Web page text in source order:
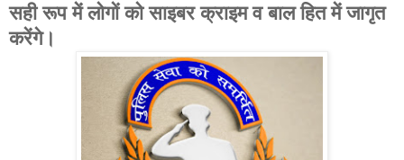
सही रूप में लोगों को साइबर क्राइम व बाल हित में जागृत
करेंगे।